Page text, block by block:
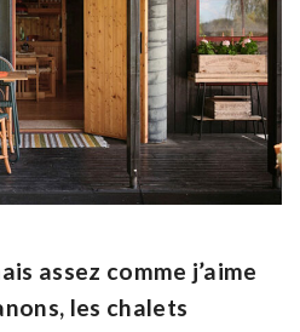
assez comme j’aime
les chalets